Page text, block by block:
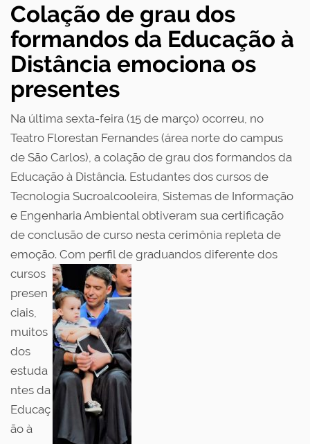
Colação de grau dos
formandos da Educação à
Distância emociona os
presentes
Na última sexta-feira (15 de março) ocorreu, no
Teatro Florestan Fernandes (área norte do campus
de São Carlos), a colação de grau dos formandos da
Educação à Distância. Estudantes dos cursos de
Tecnologia Sucroalcooleira, Sistemas de Informação
e Engenharia Ambiental obtiveram sua certificação
de conclusão de curso nesta cerimônia repleta de
emoção. Com perfil de graduandos diferente dos
cursos
presen
ciais,
muitos
dos
estuda
ntes da
Educaç
ão à